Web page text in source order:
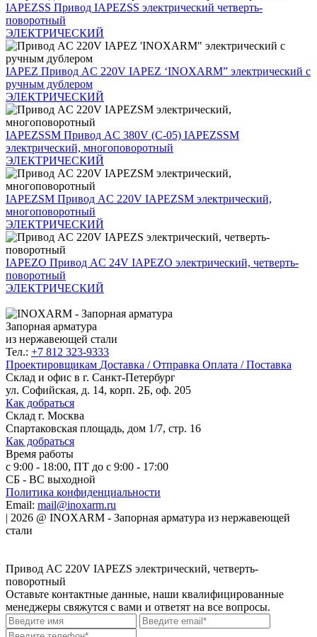
IAPEZSS Привод IAPEZSS электрический четверть-
поворотный
ЭЛЕКТРИЧЕСКИЙ
IAPEZ Привод AC 220V IAPEZ ‘INOXARM” электрический с
ручным дублером
ЭЛЕКТРИЧЕСКИЙ
IAPEZSSM Привод AC 380V (C-05) IAPEZSSM
электрический, многоповоротный
ЭЛЕКТРИЧЕСКИЙ
IAPEZSM Привод AC 220V IAPEZSM электрический,
многоповоротный
ЭЛЕКТРИЧЕСКИЙ
IAPEZO Привод AC 24V IAPEZO электрический, четверть-
поворотный
ЭЛЕКТРИЧЕСКИЙ
Запорная арматура
из нержавеющей стали
Тел.: +7 812 323-9333
Проектировщикам Доставка / Отправка Оплата / Поставка
Склад и офис в г. Санкт-Петербург
ул. Софийская, д. 14, корп. 2Б, оф. 205
Как добраться
Склад г. Москва
Спартаковская площадь, дом 1/7, стр. 16
Как добраться
Время работы
с 9:00 - 18:00, ПТ до с 9:00 - 17:00
СБ - ВС выходной
Политика конфиденциальности
Email: mail@inoxarm.ru
| 2026 @ INOXARM - Запорная арматура из нержавеющей
стали
Привод AC 220V IAPEZS электрический, четверть-
поворотный
Оставьте контактные данные, наши квалифицированные
менеджеры свяжутся с вами и ответят на все вопросы.